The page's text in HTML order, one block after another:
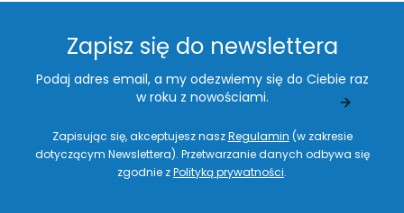
Zapisz się do newslettera
Podaj adres email, a my odezwiemy się do Ciebie raz
w roku z nowościami.
Zapisując się, akceptujesz naszRegulamin (w zakresie
dotyczącym Newslettera). Przetwarzanie danych odbywa się
zgodnie zPolityką prywatności.